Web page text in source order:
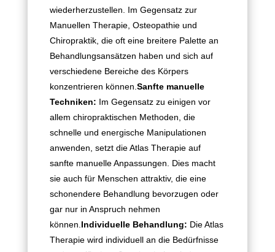
wiederherzustellen. Im Gegensatz zur
Manuellen Therapie, Osteopathie und
Chiropraktik, die oft eine breitere Palette an
Behandlungsansätzen haben und sich auf
verschiedene Bereiche des Körpers
konzentrieren können. Sanfte manuelle
Techniken: Im Gegensatz zu einigen vor
allem chiropraktischen Methoden, die
schnelle und energische Manipulationen
anwenden, setzt die Atlas Therapie auf
sanfte manuelle Anpassungen. Dies macht
sie auch für Menschen attraktiv, die eine
schonendere Behandlung bevorzugen oder
gar nur in Anspruch nehmen
können. Individuelle Behandlung: Die Atlas
Therapie wird individuell an die Bedürfnisse